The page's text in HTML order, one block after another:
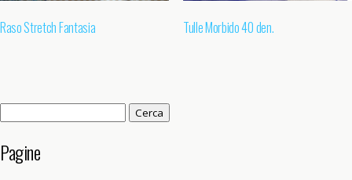
Raso Stretch Fantasia Tulle Morbido 40 den.
Pagine